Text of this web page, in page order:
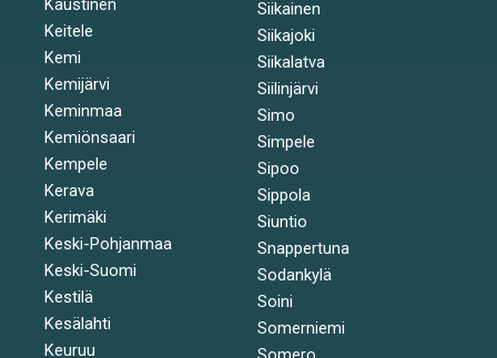
Kaustinen
Keitele
Kemi
Kemijärvi
Keminmaa
Kemiönsaari
Kempele
Kerava
Kerimäki
Keski-Pohjanmaa
Keski-Suomi
Kestilä
Kesälahti
Keuruu
Siikainen
Siikajoki
Siikalatva
Siilinjärvi
Simo
Simpele
Sipoo
Sippola
Siuntio
Snappertuna
Sodankylä
Soini
Somerniemi